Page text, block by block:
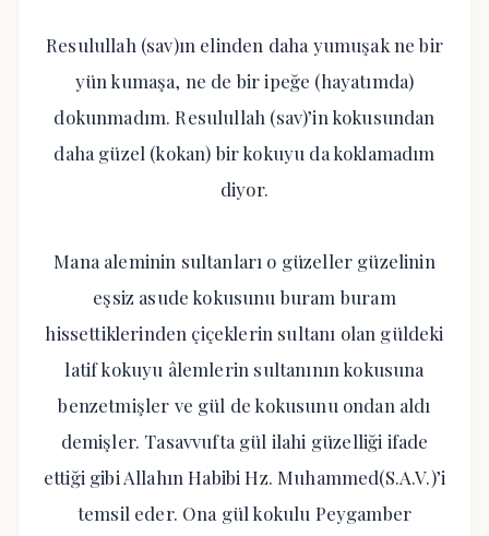
Resulullah (sav)ın elinden daha yumuşak ne bir
yün kumaşa, ne de bir ipeğe (hayatımda)
dokunmadım. Resulullah (sav)’in kokusundan
daha güzel (kokan) bir kokuyu da koklamadım
diyor.
Mana aleminin sultanları o güzeller güzelinin
eşsiz asude kokusunu buram buram
hissettiklerinden çiçeklerin sultanı olan güldeki
latif kokuyu âlemlerin sultanının kokusuna
benzetmişler ve gül de kokusunu ondan aldı
demişler. Tasavvufta gül ilahi güzelliği ifade
ettiği gibi Allahın Habibi Hz. Muhammed(S.A.V.)’i
temsil eder. Ona gül kokulu Peygamber